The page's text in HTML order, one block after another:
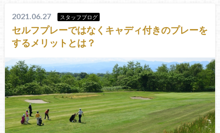
2021.06.27 スタッフブログ
セルフプレーではなくキャディ付きのプレーを
するメリットとは？